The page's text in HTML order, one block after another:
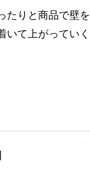
たりと商品で壁を
いて上がっていく